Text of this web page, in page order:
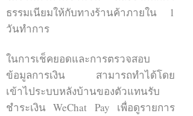
สนใจโปรโมทผ่านกลุ่ม WeChat
ธรรมเนียมให้กับทางร้านค้าภายใน 1
วันทำการ
ในการเช็คยอดและการตรวจสอบ
ข้อมูลการเงิน สามารถทำได้โดย
เข้าไประบบหลังบ้านของตัวแทนรับ
ชำระเงิน WeChat Pay เพื่อดูรายการ